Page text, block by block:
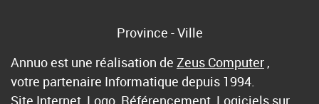
Province - Ville
Annuo est une réalisation de Zeus Computer ,
votre partenaire Informatique depuis 1994.
Site Internet, Logo, Référencement, Logiciels sur